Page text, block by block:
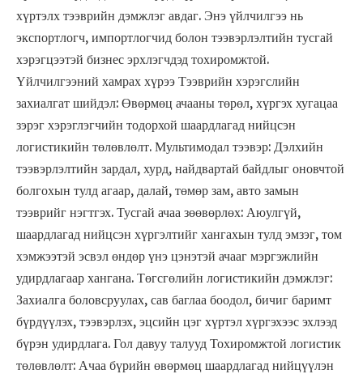
хүртэлх тээврийн дэмжлэг авдаг. Энэ үйлчилгээ нь
экспортлогч, импортлогчид болон тээвэрлэлтийн тусгай
хэрэгцээтэй бизнес эрхлэгчдэд тохиромжтой.
Үйлчилгээний хамрах хүрээ Тээврийн хэрэгслийн
захиалгат шийдэл: Өвөрмөц ачааны төрөл, хүргэх хугацаа
зэрэг хэрэглэгчийн тодорхой шаардлагад нийцсэн
логистикийн төлөвлөлт. Мультимодал тээвэр: Дэлхийн
тээвэрлэлтийн зардал, хурд, найдвартай байдлыг оновчтой
болгохын тулд агаар, далай, төмөр зам, авто замын
тээврийг нэгтгэх. Тусгай ачаа зөөвөрлөх: Аюулгүй,
шаардлагад нийцсэн хүргэлтийг хангахын тулд эмзэг, том
хэмжээтэй эсвэл өндөр үнэ цэнэтэй ачааг мэргэжлийн
удирдлагаар хангана. Төгсгөлийн логистикийн дэмжлэг:
Захиалга боловсруулах, сав баглаа боодол, бичиг баримт
бүрдүүлэх, тээвэрлэх, эцсийн цэг хүртэл хүргэхээс эхлээд
бүрэн удирдлага. Гол давуу талууд Тохиромжтой логистик
төлөвлөлт: Ачаа бүрийн өвөрмөц шаардлагад нийцүүлэн